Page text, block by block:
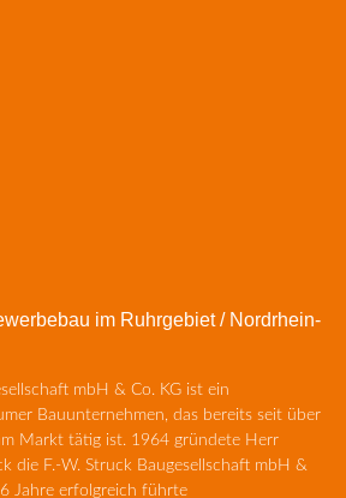
im Ruhrgebiet / Nordrhein-
mbH & Co. KG ist ein
Bauunternehmen, das bereits seit über
Markt tätig ist. 1964 gründete Herr
die F.-W. Struck Baugesellschaft mbH &
Jahre erfolgreich führte